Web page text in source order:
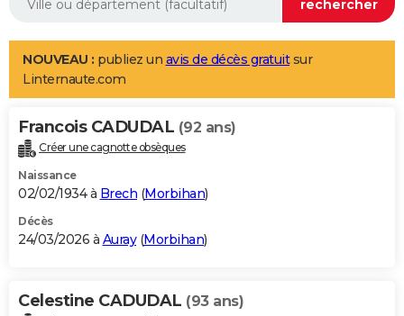
Aménagement intérieur
LIFESTYLE
Art de vivre
Bien-être
Loisirs
Mode
Modes de vie
Alimentation
Guide de la santé
Maladies
Médicaments
Sommeil
VOYAGE
Destinations
City break
Voyage nature
Voyage de noces
Forum
Climat
+PHOTO
GUIDES D'ACHAT
BONS PLANS
Carte de Noël
Carte Bonne année
Carte Saint-Valentin
Carte Pâques
Carte d'anniversaire
DICTIONNAIRE
NOUVEAU : publiez un avis de décès gratuitsur
Linternaute.com
Francois CADUDAL (92 ans)
Créer une cagnotte obsèques
Naissance
02/02/1934 à Brech (Morbihan)
Décès
24/03/2026 à Auray(Morbihan)
Celestine CADUDAL (93 ans)